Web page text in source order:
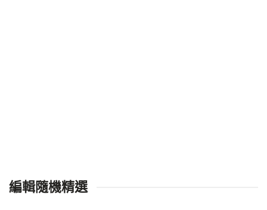
編輯隨機精選